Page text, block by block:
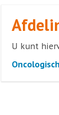
U kunt